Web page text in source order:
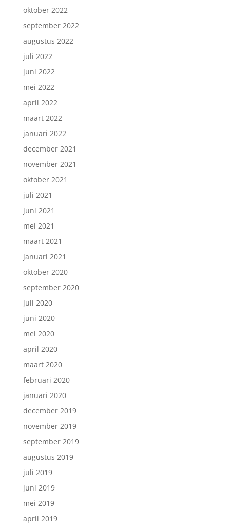
oktober 2022
september 2022
augustus 2022
juli 2022
juni 2022
mei 2022
april 2022
maart 2022
januari 2022
december 2021
november 2021
oktober 2021
juli 2021
juni 2021
mei 2021
maart 2021
januari 2021
oktober 2020
september 2020
juli 2020
juni 2020
mei 2020
april 2020
maart 2020
februari 2020
januari 2020
december 2019
november 2019
september 2019
augustus 2019
juli 2019
juni 2019
mei 2019
april 2019